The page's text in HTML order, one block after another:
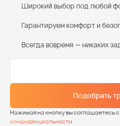
Широкий выбор под любой
Гарантируем комфорт и
Всегда вовремя — никаких
Подобрать
Нажимая на кнопку вы соглашаетесь с
конфиденциальности